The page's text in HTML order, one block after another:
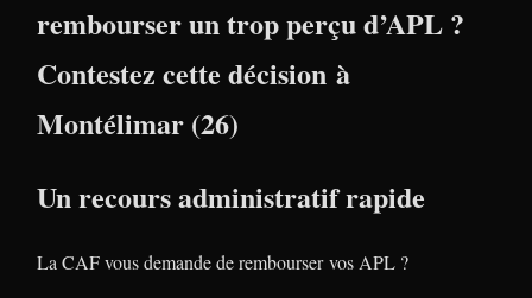
rembourser un trop perçu d’APL ?
Contestez cette décision à
Montélimar (26)
Un recours administratif rapide
La CAF vous demande de rembourser vos APL ?